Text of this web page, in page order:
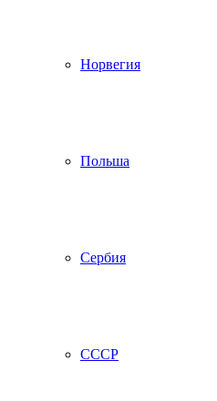
Норвегия
Польша
Сербия
СССР